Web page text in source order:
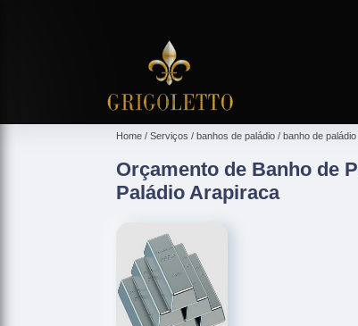
Home Serviços banhos de paládio banho de paládio
Orçamento de Banho de
Paládio Arapiraca